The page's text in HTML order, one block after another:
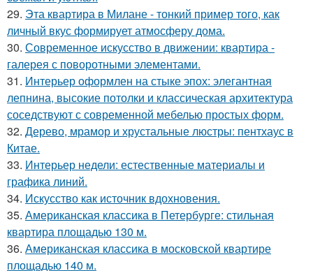
29. Эта квартира в Милане - тонкий пример того, как
личный вкус формирует атмосферу дома.
30. Современное искусство в движении: квартира -
галерея с поворотными элементами.
31. Интерьер оформлен на стыке эпох: элегантная
лепнина, высокие потолки и классическая архитектура
соседствуют с современной мебелью простых форм.
32. Дерево, мрамор и хрустальные люстры: пентхаус в
Китае.
33. Интерьер недели: естественные материалы и
графика линий.
34. Искусство как источник вдохновения.
35. Американская классика в Петербурге: стильная
квартира площадью 130 м.
36. Американская классика в московской квартире
площадью 140 м.